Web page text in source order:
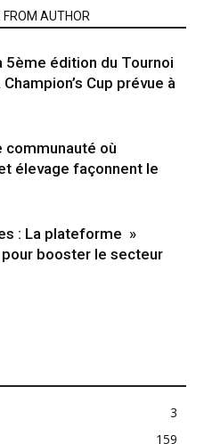
FROM AUTHOR
5ème édition du Tournoi
Cup prévue à
communauté où
élevage façonnent le
: La plateforme »
pour booster le secteur
3
159